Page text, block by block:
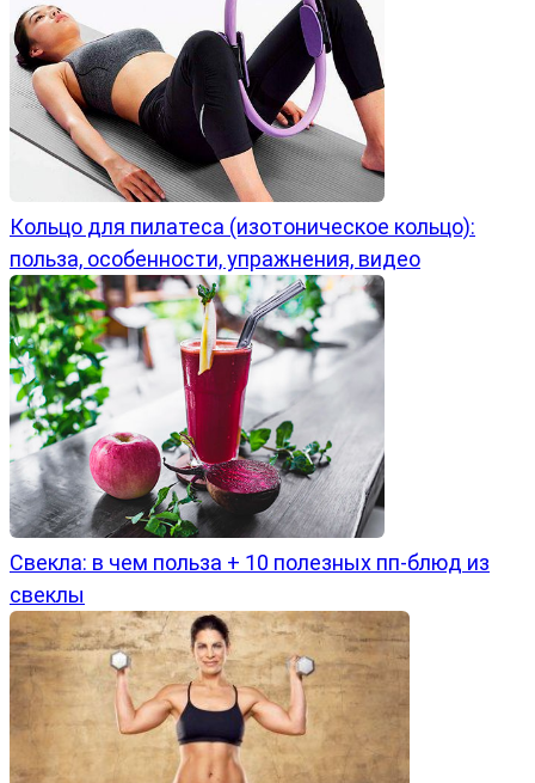
Кольцо для пилатеса (изотоническое кольцо):
польза, особенности, упражнения, видео
Свекла: в чем польза + 10 полезных пп-блюд из
свеклы